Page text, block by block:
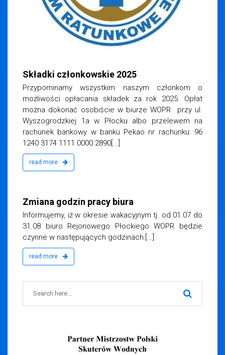
Składki członkowskie 2025
Przypominamy wszystkim naszym członkom o
możliwości opłacania składek za rok 2025. Opłat
można dokonać osobiście w biurze WOPR przy ul.
Wyszogrodzkiej 1a w Płocku albo przelewem na
rachunek bankowy w banku Pekao nr rachunku: 96
1240 3174 1111 0000 2890[...]
read more
2013
Zmiana godzin pracy biura
Informujemy, iż w okresie wakacyjnym tj. od 01.07 do
31.08 biuro Rejonowego Płockiego WOPR będzie
czynne w następujących godzinach:[...]
read more